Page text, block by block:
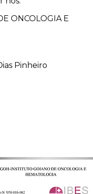
ONCOLOGIA E
Pinheiro